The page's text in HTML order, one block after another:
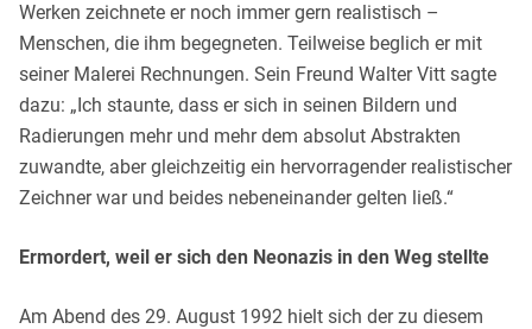
Werken zeichnete er noch immer gern realistisch –
Menschen, die ihm begegneten. Teilweise beglich er mit
seiner Malerei Rechnungen. Sein Freund Walter Vitt sagte
dazu: „Ich staunte, dass er sich in seinen Bildern und
Radierungen mehr und mehr dem absolut Abstrakten
zuwandte, aber gleichzeitig ein hervorragender realistischer
Zeichner war und beides nebeneinander gelten ließ.“
Ermordert, weil er sich den Neonazis in den Weg stellte
Am Abend des 29. August 1992 hielt sich der zu diesem